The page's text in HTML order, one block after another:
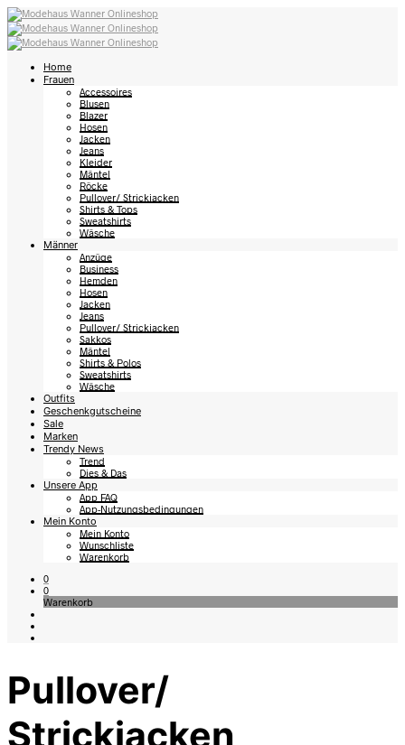
Home
Frauen
Accessoires
Blusen
Blazer
Hosen
Jacken
Jeans
Kleider
Mäntel
Röcke
Pullover/ Strickjacken
Shirts & Tops
Sweatshirts
Wäsche
Männer
Anzüge
Business
Hemden
Hosen
Jacken
Jeans
Pullover/ Strickjacken
Sakkos
Mäntel
Shirts & Polos
Sweatshirts
Wäsche
Outfits
Geschenkgutscheine
Sale
Marken
Trendy News
Trend
Dies & Das
Unsere App
App FAQ
App-Nutzungsbedingungen
Mein Konto
Mein Konto
Wunschliste
Warenkorb
0
0
Warenkorb
Pullover/
Strickjacken